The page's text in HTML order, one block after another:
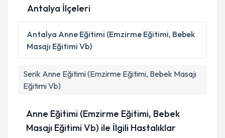
Kişisel verilerimin işlenmesine ilişkinAydınlatma
Metni
'ni okudum ve kişisel verilerimin belirtilen
kapsamda işlenmesini kabul ediyorum.
Takvim Talebini Gönder
Antalya İlçeleri
Antalya Anne Eğitimi (Emzirme Eğitimi, Bebek
Masajı Eğitimi Vb)
Serik Anne Eğitimi (Emzirme Eğitimi, Bebek Masajı
Eğitimi Vb)
Anne Eğitimi (Emzirme Eğitimi, Bebek
Masajı Eğitimi Vb) ile İlgili Hastalıklar